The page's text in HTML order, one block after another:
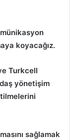
koyacağız.
Turkcell
yönetişim
sağlamak